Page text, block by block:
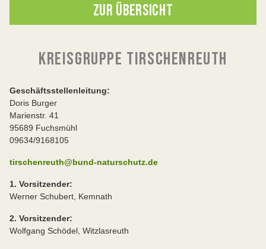
ZUR ÜBERSICHT
KREISGRUPPE TIRSCHENREUTH
Geschäftsstellenleitung:
Doris Burger
Marienstr. 41
95689 Fuchsmühl
09634/9168105
tirschenreuth@bund-naturschutz.de
1. Vorsitzender:
Werner Schubert, Kemnath
2. Vorsitzender:
Wolfgang Schödel, Witzlasreuth